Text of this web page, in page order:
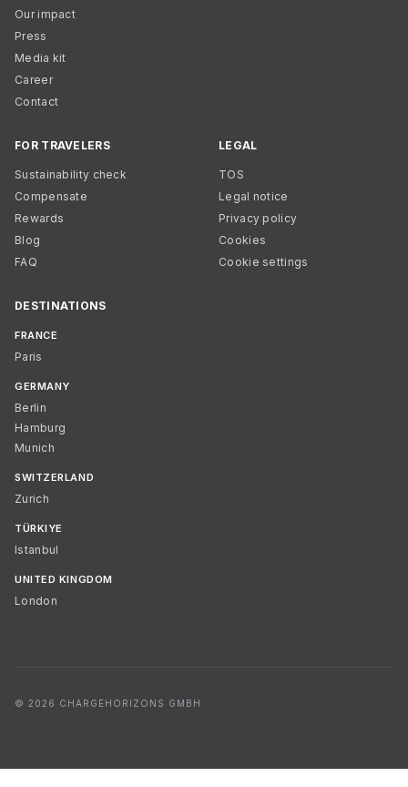
Our impact
Press
Media kit
Career
Contact
FOR TRAVELERS
Sustainability check
Compensate
Rewards
Blog
FAQ
LEGAL
TOS
Legal notice
Privacy policy
Cookies
Cookie settings
DESTINATIONS
FRANCE
Paris
GERMANY
Berlin
Hamburg
Munich
SWITZERLAND
Zurich
TÜRKIYE
Istanbul
UNITED KINGDOM
London
© 2026 CHARGEHORIZONS GMBH